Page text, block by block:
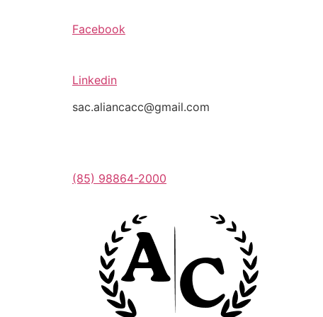
Facebook
Linkedin
sac.aliancacc@gmail.com
(85) 98864-2000